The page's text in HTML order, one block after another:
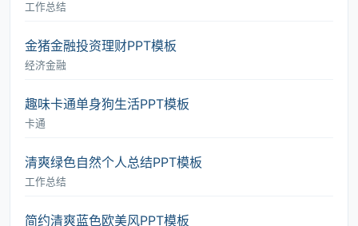
工作总结
金猪金融投资理财PPT模板
经济金融
趣味卡通单身狗生活PPT模板
卡通
清爽绿色自然个人总结PPT模板
工作总结
简约清爽蓝色欧美风PPT模板